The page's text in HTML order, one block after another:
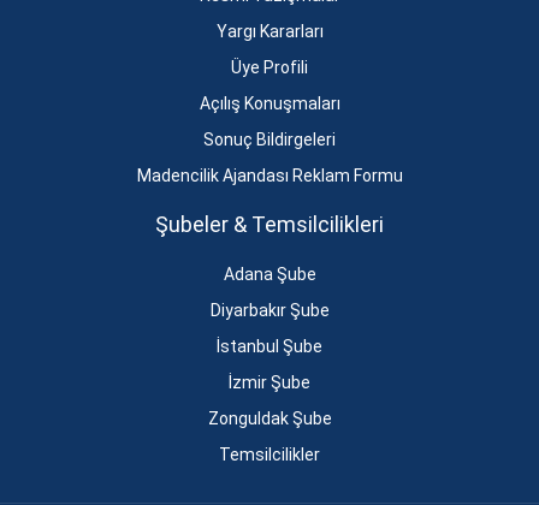
Yargı Kararları
Üye Profili
Açılış Konuşmaları
Sonuç Bildirgeleri
Madencilik Ajandası Reklam Formu
Şubeler & Temsilcilikleri
Adana Şube
Diyarbakır Şube
İstanbul Şube
İzmir Şube
Zonguldak Şube
Temsilcilikler